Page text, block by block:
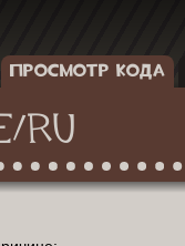
RU
ПРОСМОТР КОДА